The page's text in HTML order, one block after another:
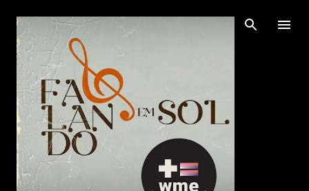
Pular para o conteúdo principal